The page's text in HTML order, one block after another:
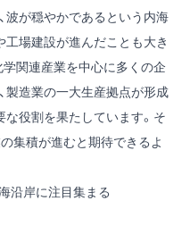
波が穏やかであるという内海
工場建設が進んだことも大き
学関連産業を中心に多くの企
製造業の一大生産拠点が形成
な役割を果たしています。そ
集積が進むと期待できるよ
沿岸に注目集まる